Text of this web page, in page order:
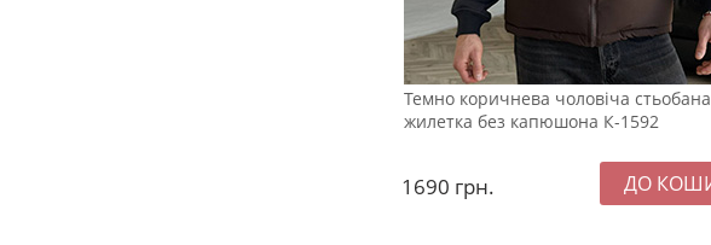
Темно коричнева чоловіча стьобана
жилетка без капюшона К-1592
1690 грн.